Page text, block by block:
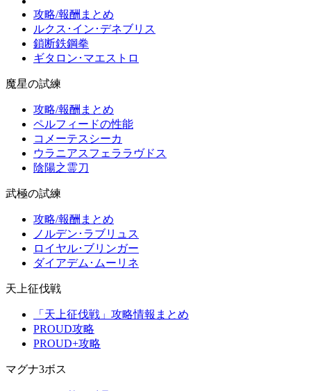
攻略/報酬まとめ
ルクス･イン･デネブリス
鎖断鉄鋼拳
ギタロン･マエストロ
魔星の試練
攻略/報酬まとめ
ペルフィードの性能
コメーテスシーカ
ウラニアスフェララヴドス
陰陽之霊刀
武極の試練
攻略/報酬まとめ
ノルデン･ラブリュス
ロイヤル･ブリンガー
ダイアデム･ムーリネ
天上征伐戦
「天上征伐戦」攻略情報まとめ
PROUD攻略
PROUD+攻略
マグナ3ボス